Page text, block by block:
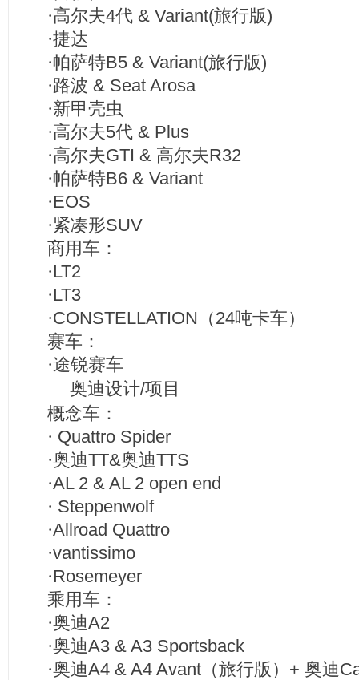
·高尔夫4代 & Variant(旅行版)
·捷达
·帕萨特B5 & Variant(旅行版)
·路波 & Seat Arosa
·新甲壳虫
·高尔夫5代 & Plus
·高尔夫GTI & 高尔夫R32
·帕萨特B6 & Variant
·EOS
·紧凑形SUV
商用车：
·LT2
·LT3
·CONSTELLATION （24吨卡车）
赛车：
·途锐赛车
奥迪设计/项目
概念车：
· Quattro Spider
·奥迪TT&奥迪TTS
·AL 2 & AL 2 open end
· Steppenwolf
·Allroad Quattro
·vantissimo
·Rosemeyer
乘用车：
·奥迪A2
·奥迪A3 & A3 Sportsback
·奥迪A4 & A4 Avant （旅行版） + 奥迪